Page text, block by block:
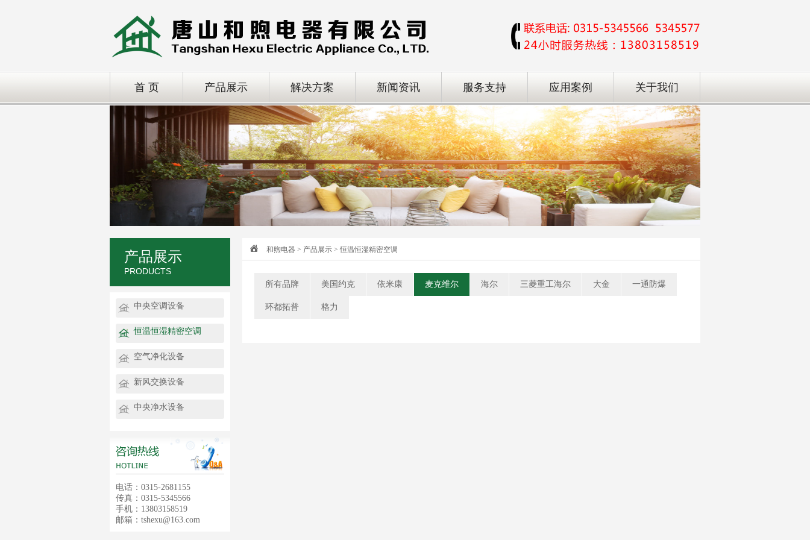
首 页 产品展示 解决方案 新闻资讯 服务支持 应用案例 关于我们
产品展示
PRODUCTS
中央空调设备
恒温恒湿精密空调
空气净化设备
新风交换设备
中央净水设备
电话：0315-2681155
传真：0315-5345566
手机：13803158519
邮箱：tshexu@163.com
和煦电器 > 产品展示 > 恒温恒湿精密空调
所有品牌 美国约克 依米康 麦克维尔 海尔 三菱重工海尔 大金 一通防爆
环都拓普 格力